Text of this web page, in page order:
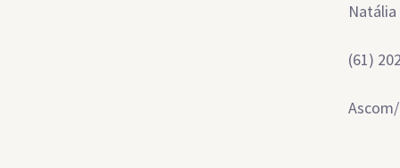
(61)